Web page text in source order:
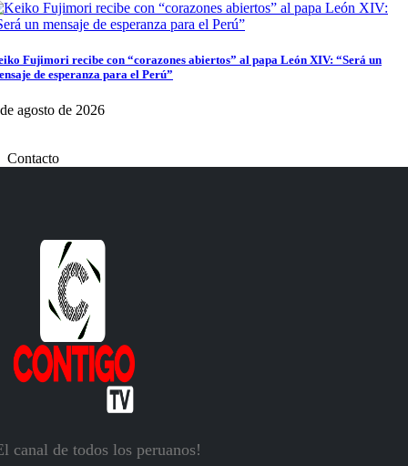
Fujimori recibe con “corazones abiertos” al papa León XIV: “Será un
de esperanza para el Perú”
agosto de 2026
Contacto
canal de todos los peruanos!